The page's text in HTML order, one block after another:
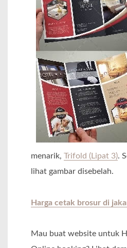
menarik, Trifold (Lipat 3).
lihat gambar disebelah.
Harga cetak brosur di
Mau buat website untuk